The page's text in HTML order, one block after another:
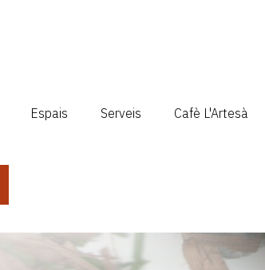
Espais Serveis Cafè L'Artesà